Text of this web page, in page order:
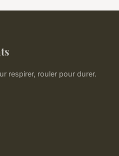
respirer, rouler pour durer.